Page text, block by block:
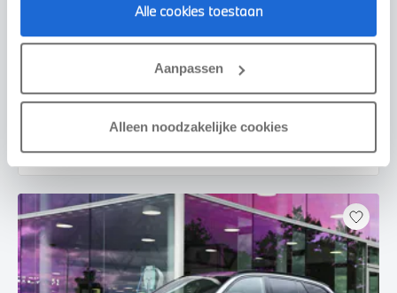
Alle cookies toestaan
Aanpassen
Alleen noodzakelijke cookies
BMW3 Serie
€ 633p/m
Bekijk details